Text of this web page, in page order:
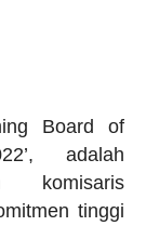
Board of
adalah
komisaris
tinggi